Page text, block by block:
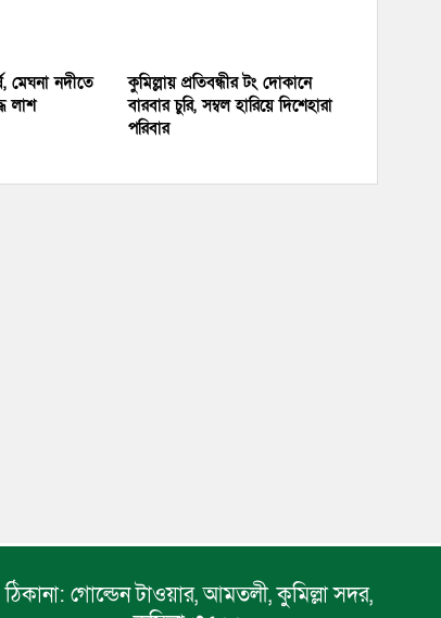
মেঘনা নদীতে
লাশ
কুমিল্লায় প্রতিবন্ধীর টং দোকানে
বারবার চুরি, সম্বল হারিয়ে দিশেহারা
পরিবার
ঠিকানা: গোল্ডেন টাওয়ার, আমতলী, কুমিল্লা সদর,